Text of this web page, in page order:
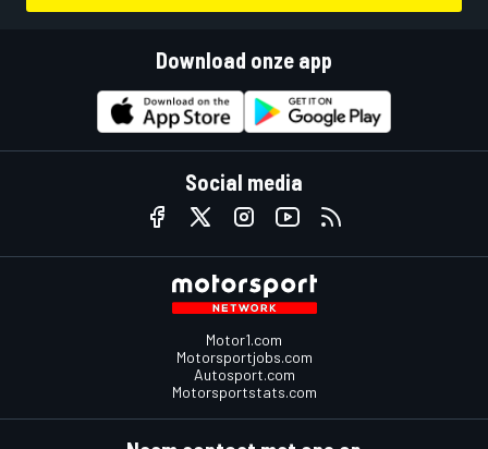
Download onze app
Social media
Motor1.com
Motorsportjobs.com
Autosport.com
Motorsportstats.com